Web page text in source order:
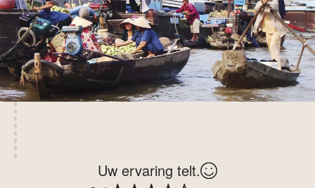
Uw ervaring telt.